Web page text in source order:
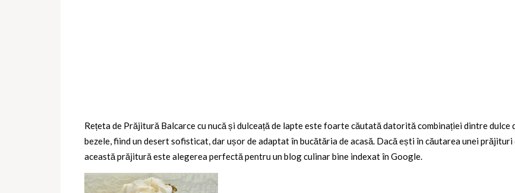
Rețeta de Prăjitură Balcarce cu nucă și dulceață de lapte este foarte căutată datorită combinației dintre dulce
bezele, fiind un desert sofisticat, dar ușor de adaptat în bucătăria de acasă. Dacă ești în căutarea unei
această prăjitură este alegerea perfectă pentru un blog culinar bine indexat în Google.